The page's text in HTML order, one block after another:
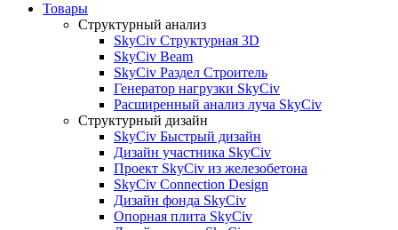
Товары
Структурный анализ
SkyCiv Структурная 3D
SkyCiv Beam
SkyCiv Раздел Строитель
Генератор нагрузки SkyCiv
Расширенный анализ луча SkyCiv
Структурный дизайн
SkyCiv Быстрый дизайн
Дизайн участника SkyCiv
Проект SkyCiv из железобетона
SkyCiv Connection Design
Дизайн фонда SkyCiv
Опорная плита SkyCiv